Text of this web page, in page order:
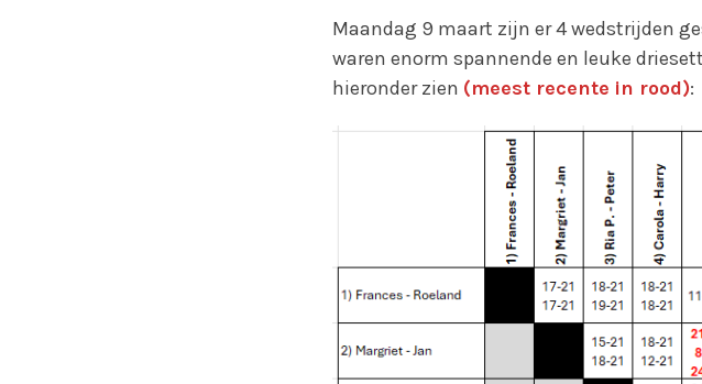
Maandag 9 maart zijn er 4 wedstrijden
waren enorm spannende en leuke
hieronder zien (meest recente in rood):